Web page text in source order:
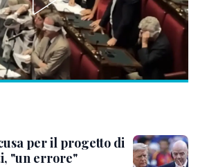
per il progetto di
"un errore"